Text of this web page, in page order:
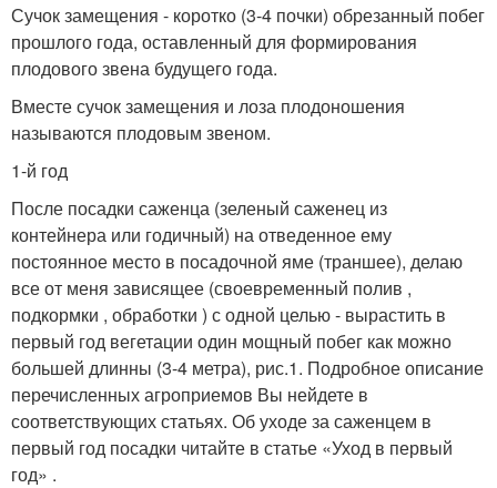
Сучок замещения - коротко (3-4 почки) обрезанный побег
прошлого года, оставленный для формирования
плодового звена будущего года.
Вместе сучок замещения и лоза плодоношения
называются плодовым звеном.
1-й год
После посадки саженца (зеленый саженец из
контейнера или годичный) на отведенное ему
постоянное место в посадочной яме (траншее), делаю
все от меня зависящее (своевременный полив ,
подкормки , обработки ) с одной целью - вырастить в
первый год вегетации один мощный побег как можно
большей длинны (3-4 метра), рис.1. Подробное описание
перечисленных агроприемов Вы нейдете в
соответствующих статьях. Об уходе за саженцем в
первый год посадки читайте в статье «Уход в первый
год» .